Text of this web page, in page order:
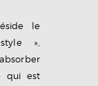
le
»,
qui est